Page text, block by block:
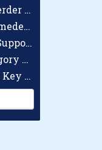
Dura Vermeer Uitvoerder Civiel Nijmegen
Duifhuizen Verkoopmedewerker Ridderkerk
EK Retail Customer Support Omnichannel
Hubo Assistent Category Manager
Checkpoint Systems Key Accountmanager Benelux